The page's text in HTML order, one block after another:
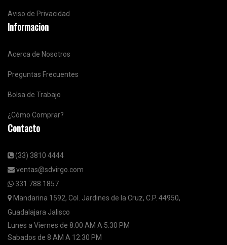
Aviso de Privacidad
Informacion
Acerca de Nosotros
Preguntas Frecuentes
Bolsa de Trabajo
¿Cómo Comprar?
Contacto
(33) 3810 4444
ventas@sdvirgo.com
331.788.1857
Mandarina 1592, Col. Jardines de la Cruz, C.P. 44950,
Guadalajara Jalisco
Lunes a Viernes de 8:00 AM A 5:30 PM
Sabados de 8 AM A 12:30 PM